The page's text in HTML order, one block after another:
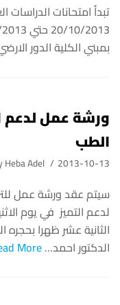
تبدأ امتحانات
بمبني الكلية الدور
ورشة عمل لدعم
الطب
Heba Adel 2013-10-13
سيتم عقد ورشة عمل
الثانية عشر ظهرا
الدكتور احمد…More »